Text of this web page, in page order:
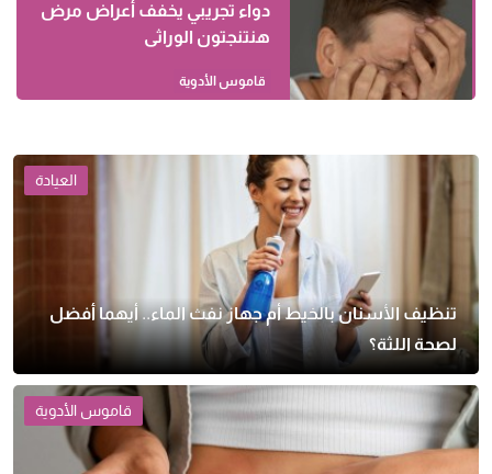
دواء تجريبي يخفف أعراض مرض
هنتنجتون الوراثى
قاموس الأدوية
العيادة
تنظيف الأسنان بالخيط أم جهاز نفث الماء.. أيهما أفضل
لصحة اللثة؟
قاموس الأدوية